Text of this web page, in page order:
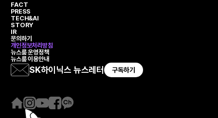
FACT
PRESS
TECH&AI
STORY
IR
문의하기
개인정보처리방침
뉴스룸 운영정책
뉴스룸 이용안내
SK하이닉스 뉴스레터 구독하기
홈
인
스
유
튜
페
카